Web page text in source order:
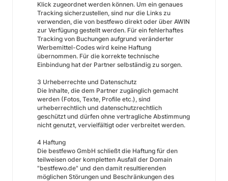
Klick zugeordnet werden können. Um ein genaues
Tracking sicherzustellen, sind nur die Links zu
verwenden, die von bestfewo direkt oder über AWIN
zur Verfügung gestellt werden. Für ein fehlerhaftes
Tracking von Buchungen aufgrund veränderter
Werbemittel-Codes wird keine Haftung
übernommen. Für die korrekte technische
Einbindung hat der Partner selbständig zu sorgen.
3 Urheberrechte und Datenschutz
Die Inhalte, die dem Partner zugänglich gemacht
werden (Fotos, Texte, Profile etc.), sind
urheberrechtlich und datenschutzrechtlich
geschützt und dürfen ohne vertragliche Abstimmung
nicht genutzt, vervielfältigt oder verbreitet werden.
4 Haftung
Die bestfewo GmbH schließt die Haftung für den
teilweisen oder kompletten Ausfall der Domain
"bestfewo.de" und den damit resultierenden
möglichen Störungen und Beschränkungen des